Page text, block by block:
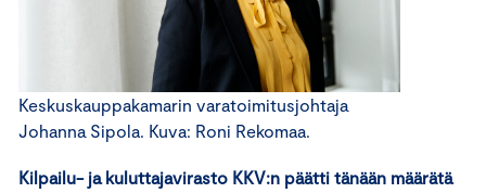
Keskuskauppakamarin varatoimitusjohtaja
Johanna Sipola. Kuva: Roni Rekomaa.
Kilpailu- ja kuluttajavirasto KKV:n päätti tänään määrätä